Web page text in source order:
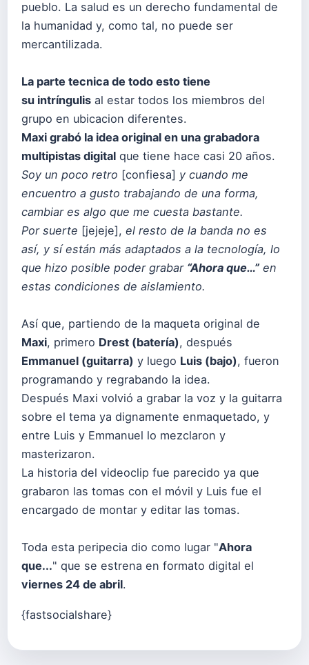
pueblo. La salud es un derecho fundamental de
la humanidad y, como tal, no puede ser
mercantilizada.
La parte tecnica de todo esto tiene
su intríngulis al estar todos los miembros del
grupo en ubicacion diferentes.
Maxi grabó la idea original en una grabadora
multipistas digital que tiene hace casi 20 años.
Soy un poco retro [confiesa] y cuando me
encuentro a gusto trabajando de una forma,
cambiar es algo que me cuesta bastante.
Por suerte [jejeje], el resto de la banda no es
así, y sí están más adaptados a la tecnología, lo
que hizo posible poder grabar “Ahora que…” en
estas condiciones de aislamiento.
Así que, partiendo de la maqueta original de
Maxi, primero Drest (batería), después
Emmanuel (guitarra) y luego Luis (bajo), fueron
programando y regrabando la idea.
Después Maxi volvió a grabar la voz y la guitarra
sobre el tema ya dignamente enmaquetado, y
entre Luis y Emmanuel lo mezclaron y
masterizaron.
La historia del videoclip fue parecido ya que
grabaron las tomas con el móvil y Luis fue el
encargado de montar y editar las tomas.
Toda esta peripecia dio como lugar "Ahora
que..." que se estrena en formato digital el
viernes 24 de abril.
{fastsocialshare}